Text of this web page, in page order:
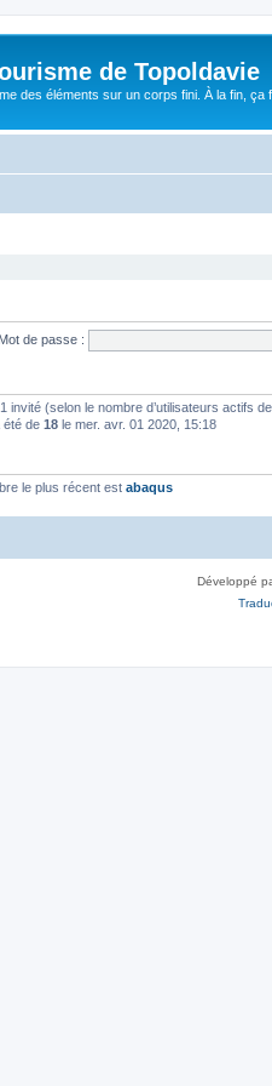
de Topoldavie
des éléments sur un corps fini. À la fin, ça
Mot de passe :
invité (selon le nombre d’utilisateurs actifs
été de 18 le mer. avr. 01 2020, 15:18
le plus récent est abaqus
Développé